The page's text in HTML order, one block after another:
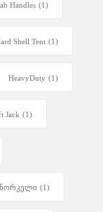
Handles (1)
Shell Tent (1)
HeavyDuty (1)
Jack (1)
(1)